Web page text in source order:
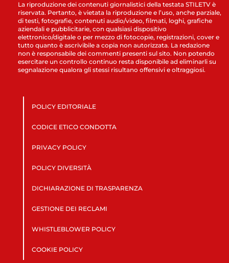
La riproduzione dei contenuti giornalistici della testata STILETV è
riservata. Pertanto, è vietata la riproduzione e l’uso, anche parziale,
di testi, fotografie, contenuti audio/video, filmati, loghi, grafiche
aziendali e pubblicitarie, con qualsiasi dispositivo
elettronico/digitale o per mezzo di fotocopie, registrazioni, cover e
tutto quanto è ascrivibile a copia non autorizzata. La redazione
non è responsabile dei commenti presenti sul sito. Non potendo
esercitare un controllo continuo resta disponibile ad eliminarli su
segnalazione qualora gli stessi risultano offensivi e oltraggiosi.
POLICY EDITORIALE
CODICE ETICO CONDOTTA
PRIVACY POLICY
POLICY DIVERSITÀ
DICHIARAZIONE DI TRASPARENZA
GESTIONE DEI RECLAMI
WHISTLEBLOWER POLICY
COOKIE POLICY